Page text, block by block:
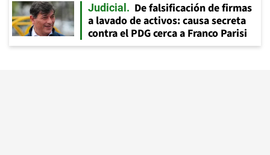
Judicial
De falsificación de firmas
a lavado de activos: causa secreta
contra el PDG cerca a Franco Parisi